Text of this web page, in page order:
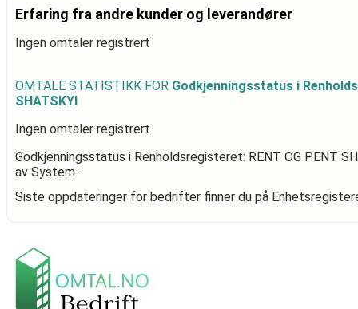
Erfaring fra andre kunder og leverandører
Ingen omtaler registrert
OMTALE STATISTIKK FOR Godkjenningsstatus i
SHATSKYI
Ingen omtaler registrert
Godkjenningsstatus i Renholdsregisteret: RENT OG PENT
av System-
Siste oppdateringer for bedrifter finner du på